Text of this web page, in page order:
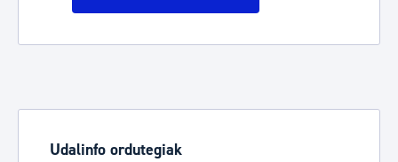
Udalinfo ordutegiak